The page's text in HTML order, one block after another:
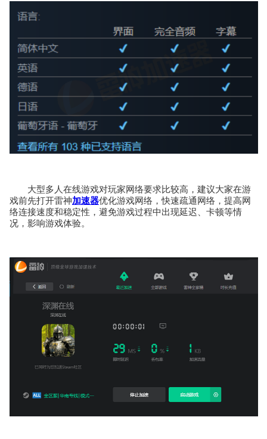
大型多人在线游戏对玩家网络要求比较高，建议大家在游
戏前先打开雷神加速器优化游戏网络，快速疏通网络，提高网
络连接速度和稳定性，避免游戏过程中出现延迟、卡顿等情
况，影响游戏体验。